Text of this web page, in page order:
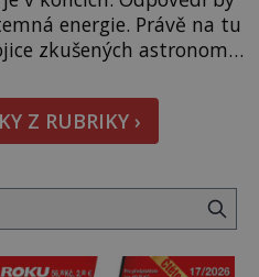
energie. Právě na tu
zkušených astronomů.
rekordní kometu!
a Gary Bernstein
snímky v rámci
Z RUBRIKY ›